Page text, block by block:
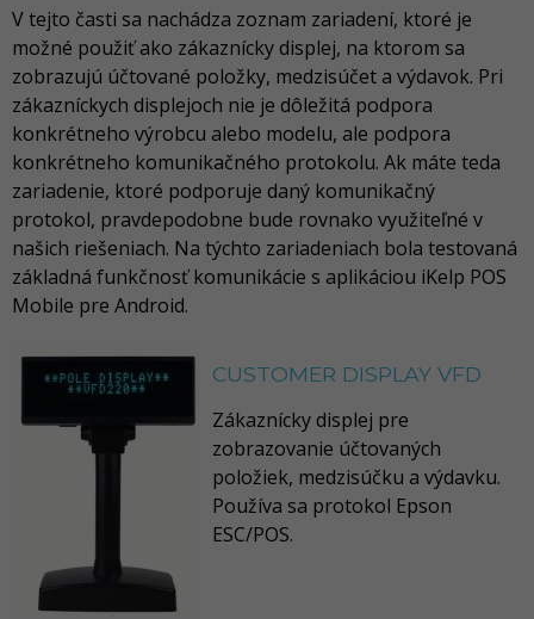
V tejto časti sa nachádza zoznam zariadení, ktoré je
možné použiť ako zákaznícky displej, na ktorom sa
zobrazujú účtované položky, medzisúčet a výdavok. Pri
zákazníckych displejoch nie je dôležitá podpora
konkrétneho výrobcu alebo modelu, ale podpora
konkrétneho komunikačného protokolu. Ak máte teda
zariadenie, ktoré podporuje daný komunikačný
protokol, pravdepodobne bude rovnako využiteľné v
našich riešeniach. Na týchto zariadeniach bola testovaná
základná funkčnosť komunikácie s aplikáciou iKelp POS
Mobile pre Android.
CUSTOMER DISPLAY VFD
Zákaznícky displej pre
zobrazovanie účtovaných
položiek, medzisúčku a výdavku.
Používa sa protokol Epson
ESC/POS.